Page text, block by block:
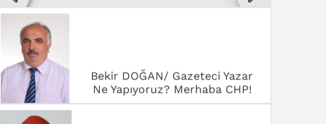
Bekir DOĞAN/ Gazeteci Yazar
Ne Yapıyoruz? Merhaba CHP!